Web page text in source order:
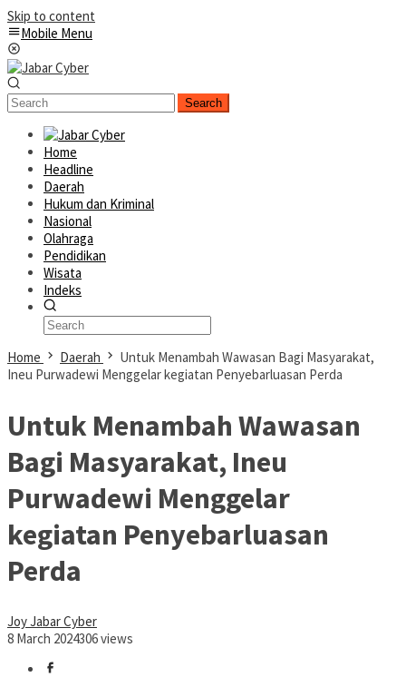
Skip to content
Mobile Menu
Search
Home
Headline
Daerah
Hukum dan Kriminal
Nasional
Olahraga
Pendidikan
Wisata
Indeks
Home Daerah
Untuk Menambah Wawasan Bagi Masyarakat,
Ineu Purwadewi Menggelar kegiatan Penyebarluasan Perda
Untuk Menambah Wawasan
Bagi Masyarakat, Ineu
Purwadewi Menggelar
kegiatan Penyebarluasan
Perda
Joy Jabar Cyber
8 March 2024306 views